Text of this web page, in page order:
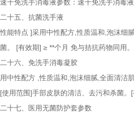
速干免洗手消毒液参数：速干免洗手消毒
二十五、抗菌洗手液
性能特点 ]采用中性配方,性质温和,泡沫细
菌。
[有效期] ≥ **个月 免与拮抗药物同用
二十六、免洗手消毒凝胶
用中性配方 ,性质温和,泡沫细腻,全面清洁
[使用范围]手部皮肤的清洁、去污和杀菌。
二十七、医用无菌防护套参数